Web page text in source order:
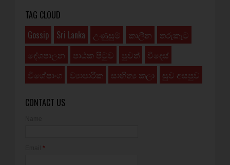
TAG CLOUD
Gossip
Sri Lanka උණුසුම් කාලීන
තරුකැට
දේශපාලන
පාඨක පිටුව පුවත්
විදෙස්
විශේෂාංග
ව්‍යාපාරික සාහිත්‍ය කලා සුව අසපුව
CONTACT US
*